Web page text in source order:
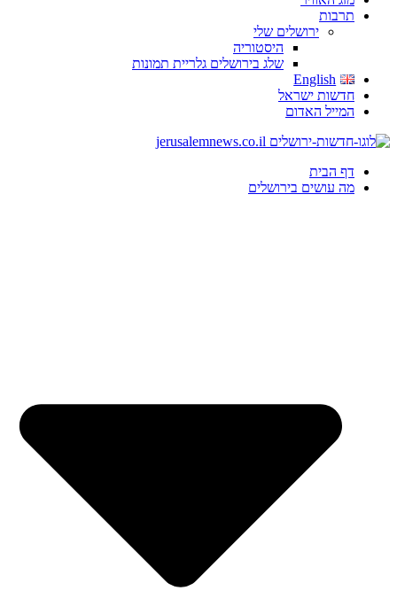
תרבות
ירושלים שלי
היסטוריה
שלג בירושלים גלריית תמונות
English
חדשות ישראל
המייל האדום
דף הבית
מה עושים בירושלים